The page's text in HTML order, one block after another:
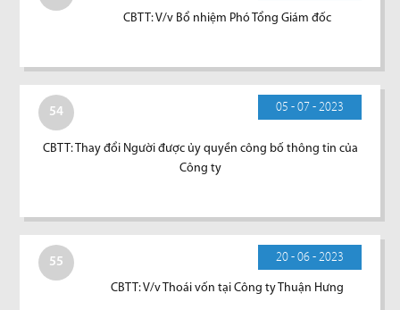
CBTT: V/v Bổ nhiệm Phó Tổng Giám đốc
54 05 - 07 - 2023
CBTT: Thay đổi Người được ủy quyền công bố thông tin của
Công ty
55 20 - 06 - 2023
CBTT: V/v Thoái vốn tại Công ty Thuận Hưng